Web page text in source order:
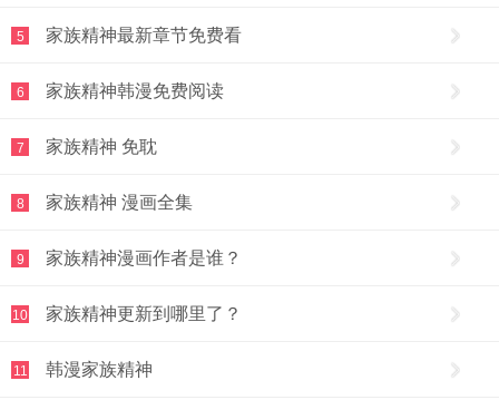
5 家族精神最新章节免费看
6 家族精神韩漫免费阅读
7 家族精神 免耽
8 家族精神 漫画全集
9 家族精神漫画作者是谁？
10 家族精神更新到哪里了？
11 韩漫家族精神